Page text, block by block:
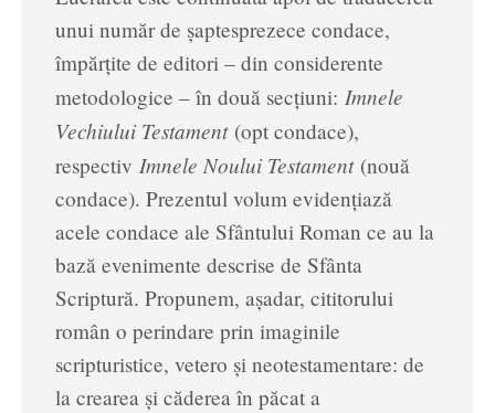
unui număr de şaptesprezece condace,
împărţite de editori – din considerente
metodologice – în două secţiuni: Imnele
Vechiului Testament(opt condace),
respectiv Imnele Noului Testament(nouă
condace). Prezentul volum evidenţiază
acele condace ale Sfântului Roman ce au la
bază evenimente descrise de Sfânta
Scriptură. Propunem, aşadar, cititorului
român o perindare prin imaginile
scripturistice, vetero şi neotestamentare: de
la crearea şi căderea în păcat a